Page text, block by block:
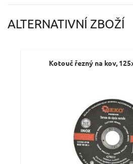
ALTERNATIVNÍ ZBOŽÍ
Kotouč řezný na kov,